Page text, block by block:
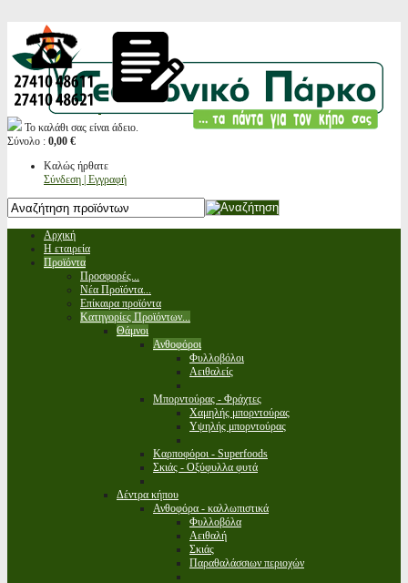
Το καλάθι σας είναι άδειο.
Σύνολο : 0,00 €
Καλώς ήρθατε
Σύνδεση | Εγγραφή
Αρχική
Η εταιρεία
Προϊόντα
Προσφορές...
Νέα Προϊόντα...
Επίκαιρα προϊόντα
Κατηγορίες Προϊόντων...
Θάμνοι
Ανθοφόροι
Φυλλοβόλοι
Αειθαλείς
Μπορντούρας - Φράχτες
Χαμηλής μπορντούρας
Υψηλής μπορντούρας
Καρποφόροι - Superfoods
Σκιάς - Οξύφυλλα φυτά
Δέντρα κήπου
Ανθοφόρα - καλλωπιστικά
Φυλλοβόλα
Αειθαλή
Σκιάς
Παραθαλάσσιων περιοχών